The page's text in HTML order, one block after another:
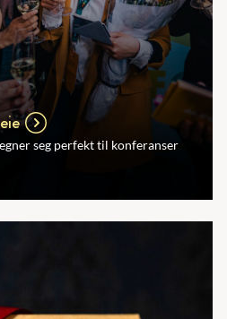
seg perfekt til konferanser